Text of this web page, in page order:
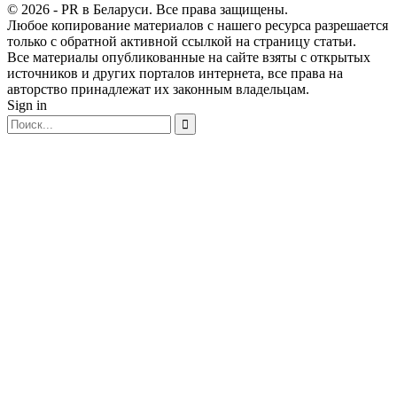
© 2026 - PR в Беларуси. Все права защищены.
Любое копирование материалов с нашего ресурса разрешается
только с обратной активной ссылкой на страницу статьи.
Все материалы опубликованные на сайте взяты с открытых
источников и других порталов интернета, все права на
авторство принадлежат их законным владельцам.
Sign in